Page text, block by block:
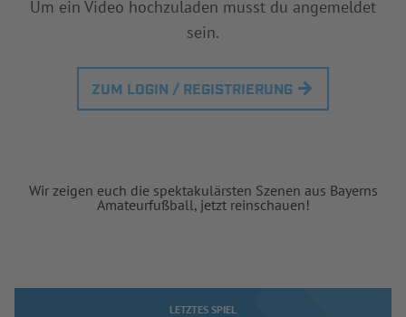
Um ein Video hochzuladen musst du angemeldet
sein.
ZUM LOGIN / REGISTRIERUNG
Wir zeigen euch die spektakulärsten Szenen aus Bayerns
Amateurfußball, jetzt reinschauen!
LETZTES SPIEL